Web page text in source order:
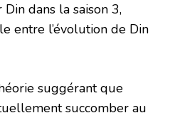
dans la saison 3,
entre l’évolution de Din
suggérant que
succomber au